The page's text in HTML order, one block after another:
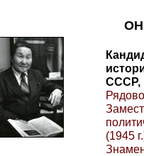
СССР,
(1945